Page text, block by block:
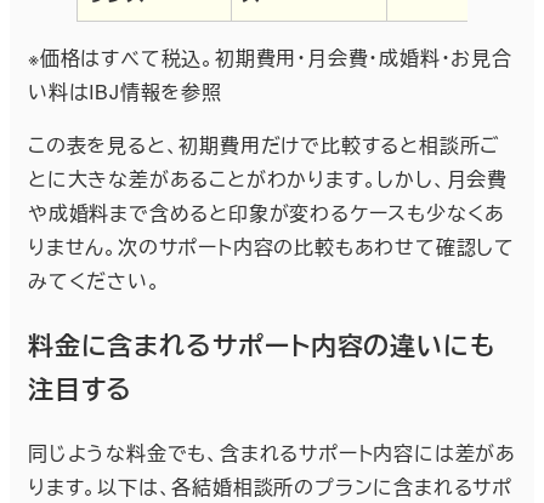
※価格はすべて税込。初期費用・月会費・成婚料・お見合
い料はIBJ情報を参照
この表を見ると、初期費用だけで比較すると相談所ご
とに大きな差があることがわかります。しかし、月会費
や成婚料まで含めると印象が変わるケースも少なくあ
りません。次のサポート内容の比較もあわせて確認して
みてください。
料金に含まれるサポート内容の違いにも
注目する
同じような料金でも、含まれるサポート内容には差があ
ります。以下は、各結婚相談所のプランに含まれるサポ